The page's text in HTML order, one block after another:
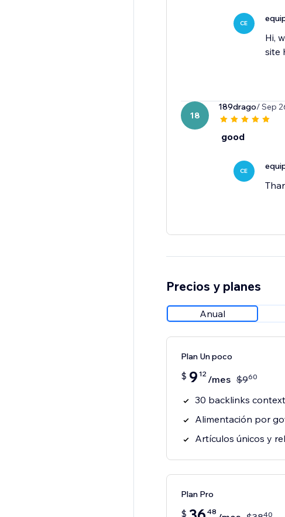
CE
Hi,
site
18
189drago/ Sep
good
CE
Precios y planes
Anual
Plan Un poco
$ 9 12 /mes $960
30 backlinks
Alimentación por
Artículos únicos y
Plan Pro
$ 48 40